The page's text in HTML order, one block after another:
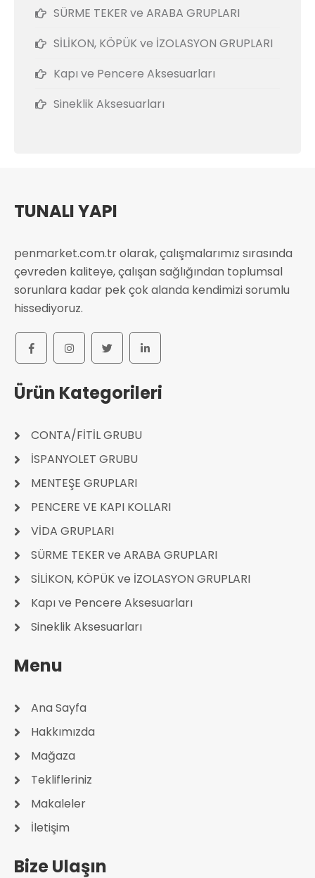
SÜRME TEKER ve ARABA GRUPLARI
SİLİKON, KÖPÜK ve İZOLASYON GRUPLARI
Kapı ve Pencere Aksesuarları
Sineklik Aksesuarları
TUNALI YAPI
penmarket.com.tr olarak, çalışmalarımız sırasında
çevreden kaliteye, çalışan sağlığından toplumsal
sorunlara kadar pek çok alanda kendimizi sorumlu
hissediyoruz.
Ürün Kategorileri
CONTA/FİTİL GRUBU
İSPANYOLET GRUBU
MENTEŞE GRUPLARI
PENCERE VE KAPI KOLLARI
VİDA GRUPLARI
SÜRME TEKER ve ARABA GRUPLARI
SİLİKON, KÖPÜK ve İZOLASYON GRUPLARI
Kapı ve Pencere Aksesuarları
Sineklik Aksesuarları
Menu
Ana Sayfa
Hakkımızda
Mağaza
Teklifleriniz
Makaleler
İletişim
Bize Ulaşın